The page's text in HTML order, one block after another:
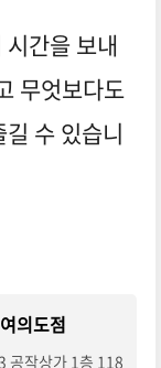
간을 보내
무엇보다도
수 있습니
의도점
공작상가 1층 118